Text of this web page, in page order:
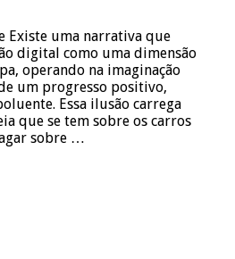
Existe uma narrativa que
digital como uma dimensão
operando na imaginação
um progresso positivo,
Essa ilusão carrega
que se tem sobre os carros
sobre …